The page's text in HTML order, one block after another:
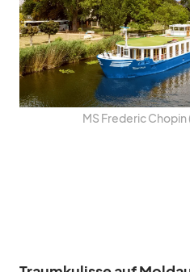
MS Fre­de­ric Cho­pin